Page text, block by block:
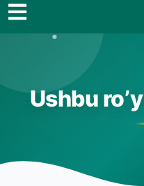
Ushbu